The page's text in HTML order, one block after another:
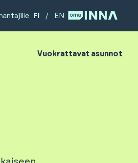
FI / EN
Vuokrattavat asunnot